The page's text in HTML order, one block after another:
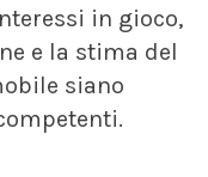
in gioco,
e la stima del
siano